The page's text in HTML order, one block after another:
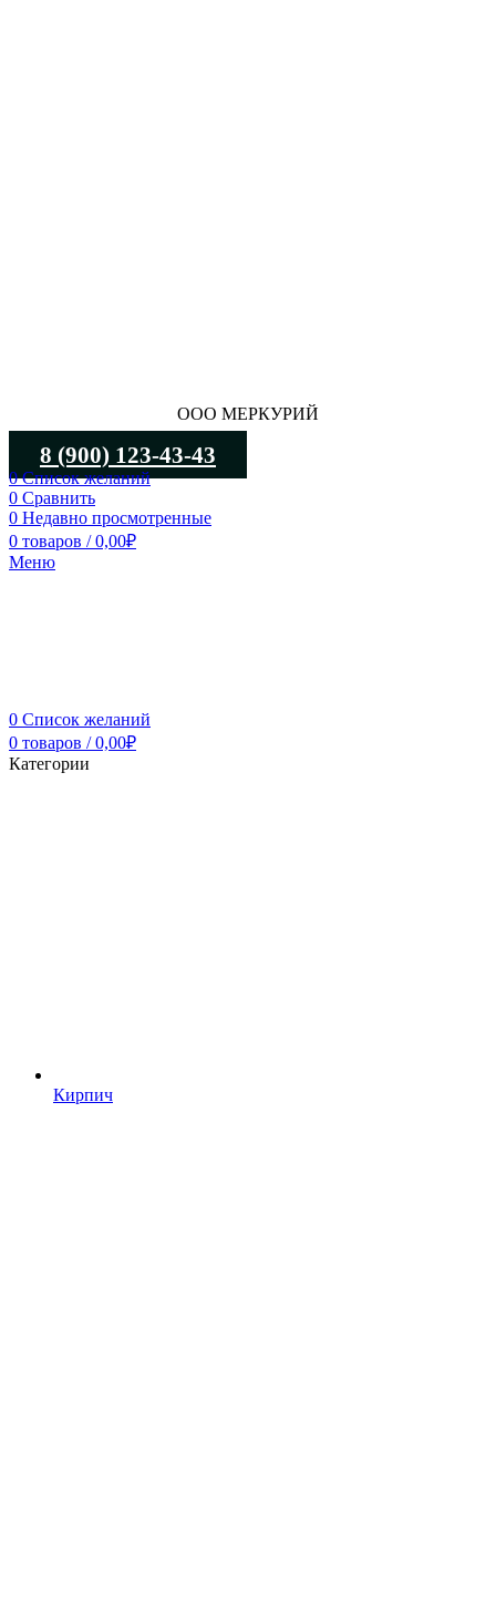
ООО МЕРКУРИЙ
8 (900) 123-43-43
0Список желаний
0 Сравнить
0 Недавно просмотренные
0 товаров / 0,00₽
Меню
0 Список желаний
0 товаров / 0,00₽
Категории
Кирпич